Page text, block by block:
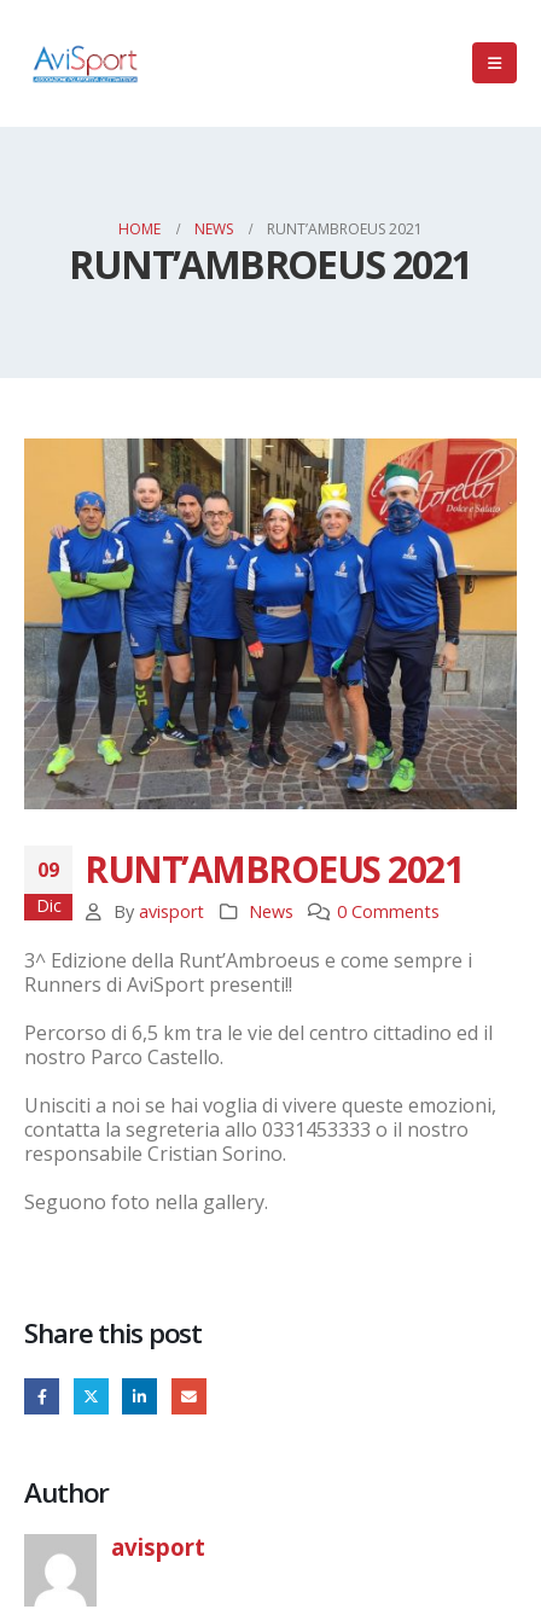
HOME NEWS RUNT’AMBROEUS 2021
RUNT’AMBROEUS 2021
09
Dic
RUNT’AMBROEUS 2021
By avisport News 0 Comments
3^ Edizione della Runt’Ambroeus e come sempre i
Runners di AviSport presenti!!
Percorso di 6,5 km tra le vie del centro cittadino ed il
nostro Parco Castello.
Unisciti a noi se hai voglia di vivere queste emozioni,
contatta la segreteria allo 0331453333 o il nostro
responsabile Cristian Sorino.
Seguono foto nella gallery.
Share this post
Author
avisport